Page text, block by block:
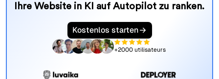
Ihre Website in KI auf Autopilot zu ranken.
Kostenlos starten
+2000 utilisateurs